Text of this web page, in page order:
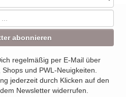
abonnieren
regelmäßig per E-Mail über
und PWL-Neuigkeiten.
jederzeit durch Klicken auf den
Newsletter widerrufen.